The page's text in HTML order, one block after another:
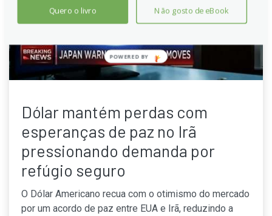
Dólar mantém perdas com
esperanças de paz no Irã
pressionando demanda por
refúgio seguro
O Dólar Americano recua com o otimismo do mercado
por um acordo de paz entre EUA e Irã, reduzindo a
Quero o livro Não gosto de eBook